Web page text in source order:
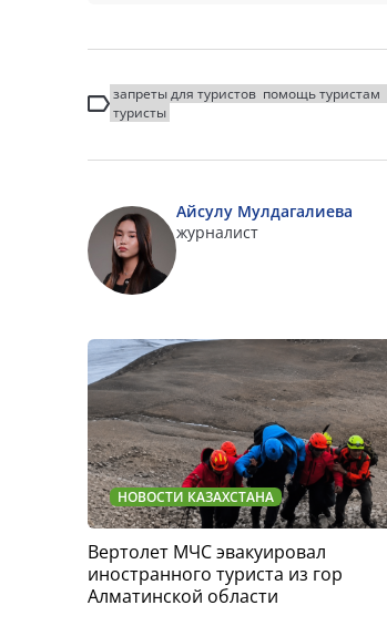
запреты для туристов помощь туристам
туристы
Айсулу Мулдагалиева
журналист
НОВОСТИ КАЗАХСТАНА
Вертолет МЧС эвакуировал
иностранного туриста из гор
Алматинской области